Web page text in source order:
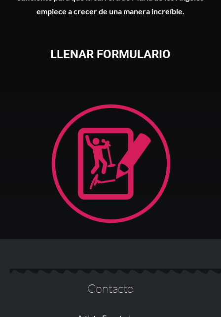
empiece a crecer de una manera increíble.
LLENAR FORMULARIO
Contacto